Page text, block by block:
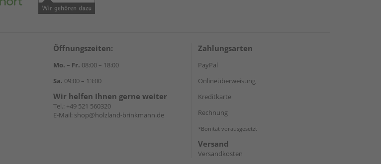
Öffnungszeiten:
Mo. – Fr. 08:00 – 18:00
Sa. 09:00 – 13:00
Wir helfen Ihnen gerne weiter
Tel.: +49 521 560320
E-Mail: shop@holzland-brinkmann.de
Zahlungsarten
PayPal
Onlineüberweisung
Kreditkarte
Rechnung
*Bonität vorausgesetzt
Versand
Versandkosten